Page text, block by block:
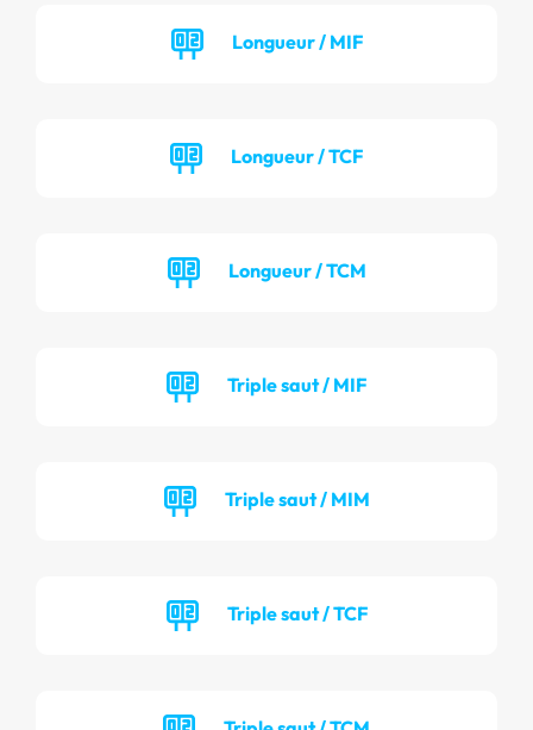
Longueur / MIF
Longueur / TCF
Longueur / TCM
Triple saut / MIF
Triple saut / MIM
Triple saut / TCF